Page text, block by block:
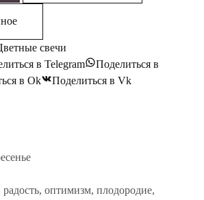
свечи
в Telegram
Поделиться в
в Ok
Поделиться в Vk
оптимизм, плодородие,